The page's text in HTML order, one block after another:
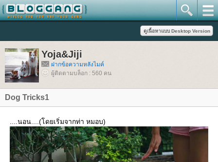
Yoja&Jiji
ฝากข้อความหลังไมค์
ผู้ติดตามบล็อก : 560 คน
Dog Tricks1
....นอน....(โดยเริ่มจากท่า หมอบ)